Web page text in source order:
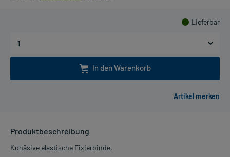
Lieferbar
In den Warenkorb
Produktbeschreibung
Kohäsive elastische Fixierbinde.